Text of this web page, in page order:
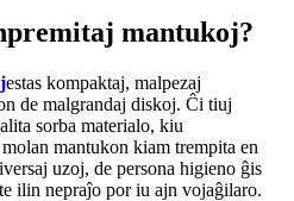
mantukoj?
estas kompaktaj, malpezaj
de malgrandaj diskoj. Ĉi tiuj
sorba materialo, kiu
mantukon kiam trempita en
uzoj, de persona higieno ĝis
ilin nepraĵo por iu ajn vojaĝilaro.